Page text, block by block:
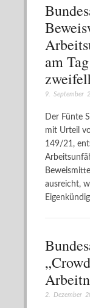
am
9. September
Der Fünte
mit Urteil
149/21,
ausreicht,
2. Dezember